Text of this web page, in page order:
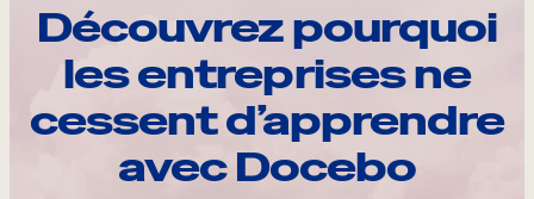
Découvrez pourquoi
les entreprises ne
cessent d’apprendre
avec Docebo